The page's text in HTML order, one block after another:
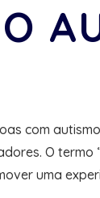
com
O termo
uma